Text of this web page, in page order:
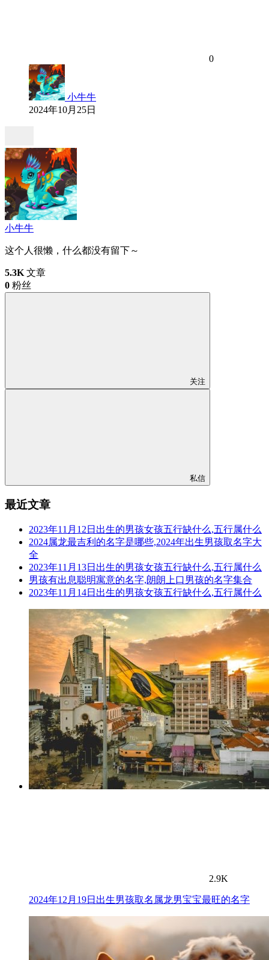
0
小牛牛
2024年10月25日
小牛牛
这个人很懒，什么都没有留下～
5.3K 文章
0 粉丝
关注
私信
最近文章
2023年11月12日出生的男孩女孩五行缺什么,五行属什么
2024属龙最吉利的名字是哪些,2024年出生男孩取名字大
全
2023年11月13日出生的男孩女孩五行缺什么,五行属什么
男孩有出息聪明寓意的名字,朗朗上口男孩的名字集合
2023年11月14日出生的男孩女孩五行缺什么,五行属什么
2.9K
2024年12月19日出生男孩取名属龙男宝宝最旺的名字